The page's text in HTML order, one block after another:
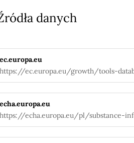
danych
ec.europa.eu
https://ec.europa.eu/growth/tools-
fuseaction=search.details_v2&id=79385
echa.europa.eu
https://echa.europa.eu/pl/substance-